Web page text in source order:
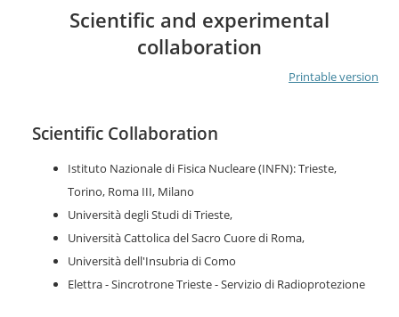
Scientific and experimental
collaboration
Printable version
Scientific Collaboration
Istituto Nazionale di Fisica Nucleare (INFN): Trieste,
Torino, Roma III, Milano
Università degli Studi di Trieste,
Università Cattolica del Sacro Cuore di Roma,
Università dell'Insubria di Como
Elettra - Sincrotrone Trieste - Servizio di Radioprotezione